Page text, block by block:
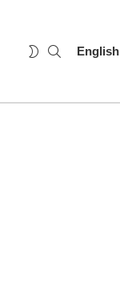
English
SEARCH